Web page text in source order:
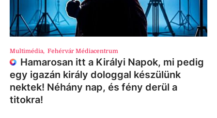
Multimédia, Fehérvár Médiacentrum
Hamarosan itt a Királyi Napok, mi pedig
egy igazán király dologgal készülünk
nektek! Néhány nap, és fény derül a
titokra!